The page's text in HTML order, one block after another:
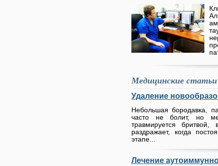
Медицинские статьи
Удаление
Небольшая бородавка,
часто не болит, но
травмируется бритвой,
раздражает, когда
этапе...
Лечение